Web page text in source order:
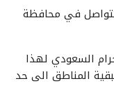
في محافظة
السعودي لهذا
المناطق الى حد